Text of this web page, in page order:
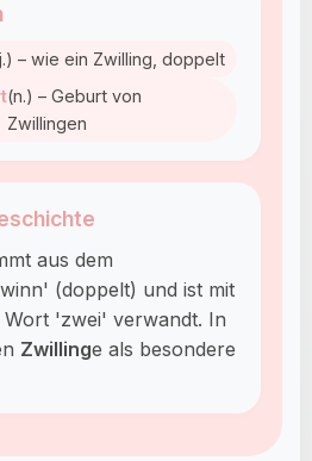
– wie ein Zwilling, doppelt
(n.) – Geburt von
Zwillingen
aus dem
(doppelt) und ist mit
Wort 'zwei' verwandt. In
Zwillinge als besondere